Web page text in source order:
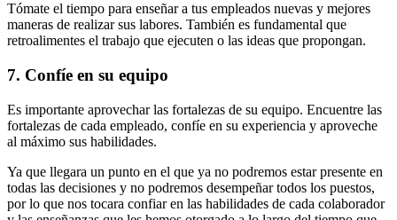
Tómate el tiempo para enseñar a tus empleados nuevas y mejores
maneras de realizar sus labores. También es fundamental que
retroalimentes el trabajo que ejecuten o las ideas que propongan.
7. Confíe en su equipo
Es importante aprovechar las fortalezas de su equipo. Encuentre las
fortalezas de cada empleado, confíe en su experiencia y aproveche
al máximo sus habilidades.
Ya que llegara un punto en el que ya no podremos estar presente en
todas las decisiones y no podremos desempeñar todos los puestos,
por lo que nos tocara confiar en las habilidades de cada colaborador